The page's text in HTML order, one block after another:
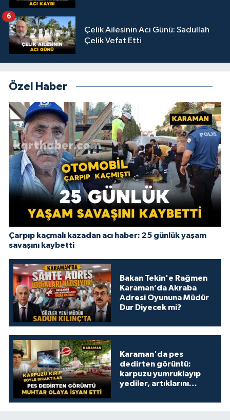
Çelik Ailesinin Acı Günü: Sadullah
Çelik Vefat Etti
6
Özel Haber
Çarpıp kaçmalı kazadan acı haber: 25 günlük yaşam
savaşını kaybetti
Bakan Tekin'e Rağmen
Karaman’da Akraba
Adresi Oyununa Müdür
Dur Diyecek mi?
Karaman'da pes
dedirten görüntü:
karpuzu yumruklayıp
yediler, artıklarını